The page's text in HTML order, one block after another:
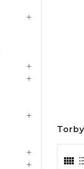





